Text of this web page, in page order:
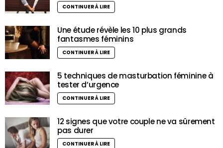
CONTINUER À LIRE
Une étude révèle les 10 plus grands
fantasmes féminins
CONTINUER À LIRE
5 techniques de masturbation féminine à
tester d’urgence
CONTINUER À LIRE
12 signes que votre couple ne va sûrement
pas durer
CONTINUER À LIRE